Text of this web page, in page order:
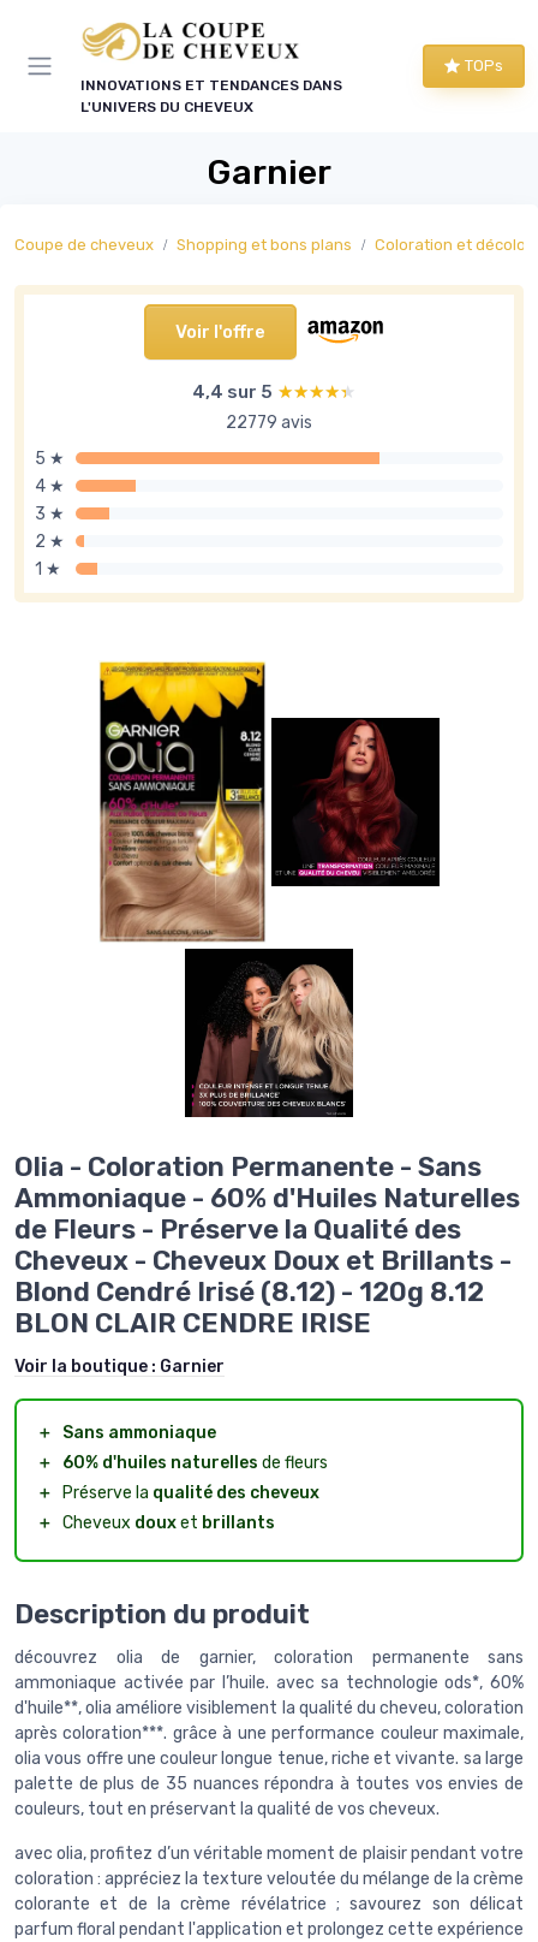
INNOVATIONS ET TENDANCES DANS
L'UNIVERS DU CHEVEUX
TOPs
Garnier
Coupe de cheveux Shopping et bons plans Coloration et
Voir l'offre
4,4 sur 5 ★★★★★
★★★★★
22779 avis
5 ★
4 ★
3 ★
2 ★
1 ★
Olia - Coloration Permanente - Sans
Ammoniaque - 60% d'Huiles Naturelles
de Fleurs - Préserve la Qualité des
Cheveux - Cheveux Doux et Brillants -
Blond Cendré Irisé (8.12) - 120g 8.12
BLON CLAIR CENDRE IRISE
Voir la boutique : Garnier
＋
Sans ammoniaque
＋
60% d'huiles naturelles de fleurs
＋
Préserve la qualité des cheveux
＋ Cheveux douxet brillants
Description du produit
découvrez olia de garnier, coloration permanente sans
ammoniaque activée par l’huile. avec sa technologie ods*, 60%
d'huile**, olia améliore visiblement la qualité du cheveu, coloration
après coloration***. grâce à une performance couleur maximale,
olia vous offre une couleur longue tenue, riche et vivante. sa large
palette de plus de 35 nuances répondra à toutes vos envies de
couleurs, tout en préservant la qualité de vos cheveux.
avec olia, profitez d’un véritable moment de plaisir pendant votre
coloration : appréciez la texture veloutée du mélange de la crème
colorante et de la crème révélatrice ; savourez son délicat
parfum floral pendant l'application et prolongez cette expérience